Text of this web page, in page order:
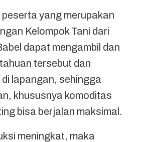
yang merupakan
Kelompok Tani dari
dapat mengambil dan
tersebut dan
lapangan, sehingga
khususnya komoditas
bisa berjalan maksimal.
meningkat, maka